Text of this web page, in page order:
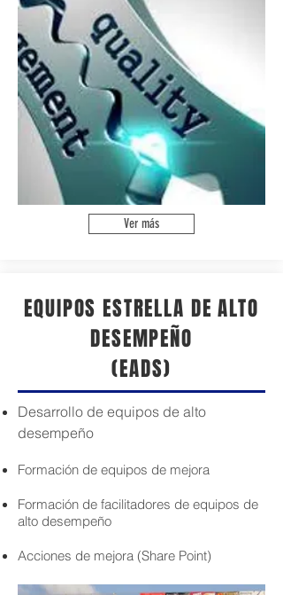
Ver más
EQUIPOS ESTRELLA DE ALTO
DESEMPEÑO
(EADS)
Desarrollo de equipos de alto
desempeño
Formación de equipos de mejora
Formación de facilitadores de equipos de
alto desempeño
Acciones de mejora (Share Point)​